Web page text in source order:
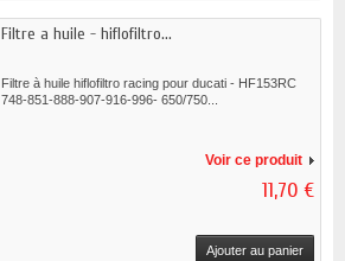
Filtre a huile - hiflofiltro...
Filtre à huile hiflofiltro racing pour ducati - HF153RC
748-851-888-907-916-996- 650/750...
Voir ce produit
11,70 €
Ajouter au panier